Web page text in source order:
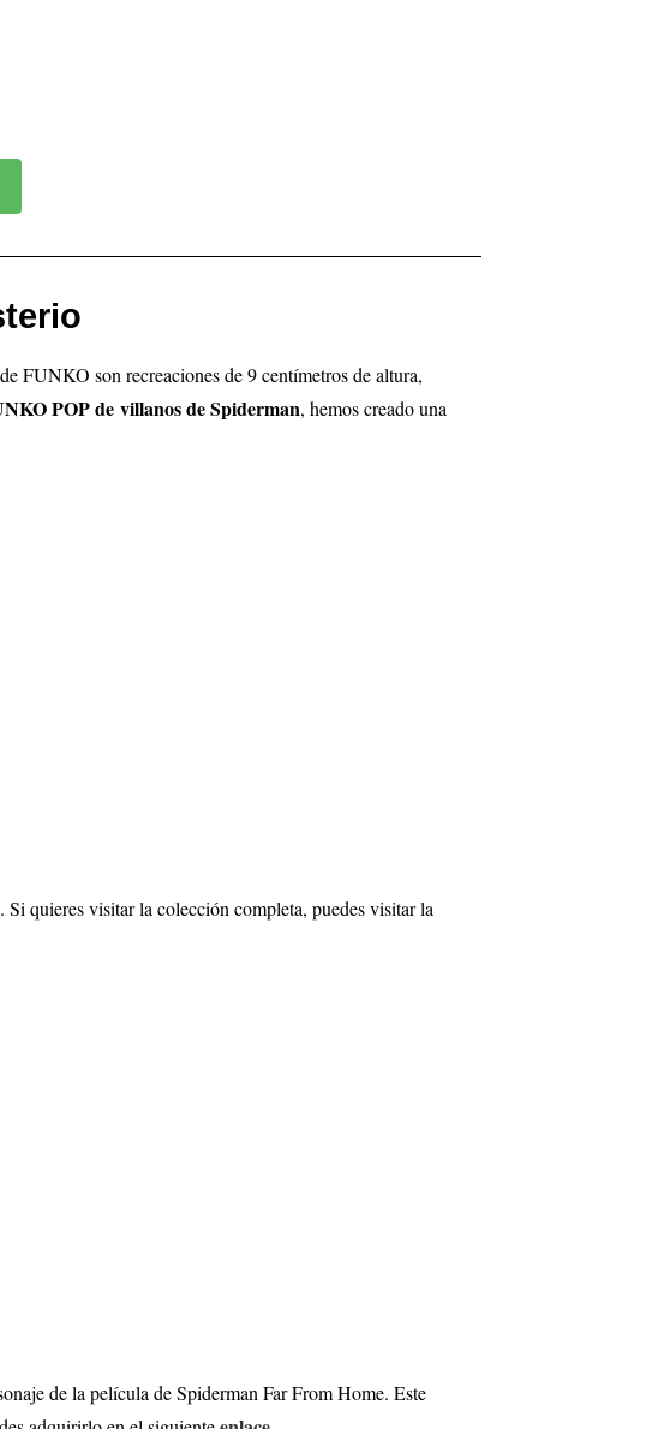
FUNKO son recreaciones de 9 centímetros de altura,
POP devillanos de Spiderman, hemos creado una
quieres visitar la colección completa, puedes visitar la
de la película de Spiderman Far From Home. Este